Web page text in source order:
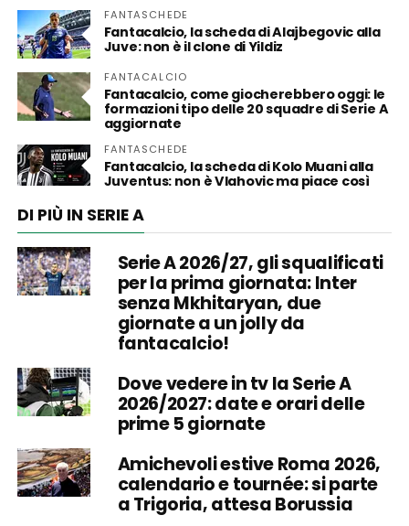
FANTASCHEDE
Fantacalcio, la scheda di Alajbegovic alla
Juve: non è il clone di Yildiz
FANTACALCIO
Fantacalcio, come giocherebbero oggi: le
formazioni tipo delle 20 squadre di Serie A
aggiornate
FANTASCHEDE
Fantacalcio, la scheda di Kolo Muani alla
Juventus: non è Vlahovic ma piace così
DI PIÙ IN SERIE A
Serie A 2026/27, gli squalificati
per la prima giornata: Inter
senza Mkhitaryan, due
giornate a un jolly da
fantacalcio!
Dove vedere in tv la Serie A
2026/2027: date e orari delle
prime 5 giornate
Amichevoli estive Roma 2026,
calendario e tournée: si parte
a Trigoria, attesa Borussia